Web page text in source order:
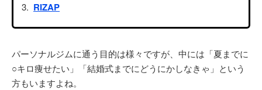
RIZAP
パーソナルジムに通う目的は様々ですが、中には「夏までに
○キロ痩せたい」「結婚式までにどうにかしなきゃ」という
方もいますよね。